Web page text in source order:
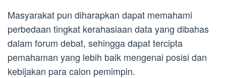
Masyarakat pun diharapkan dapat memahami
perbedaan tingkat kerahasiaan data yang dibahas
dalam forum debat, sehingga dapat tercipta
pemahaman yang lebih baik mengenai posisi dan
kebijakan para calon pemimpin.